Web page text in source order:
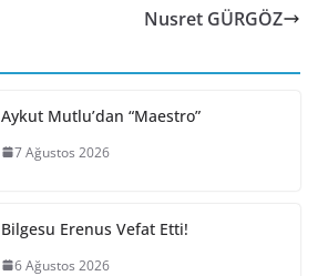
Nusret GÜRGÖZ
Aykut Mutlu’dan “Maestro”
7 Ağustos 2026
Bilgesu Erenus Vefat Etti!
6 Ağustos 2026